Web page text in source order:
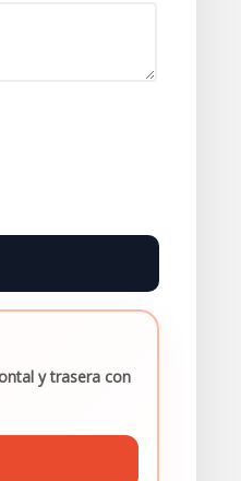
y trasera con